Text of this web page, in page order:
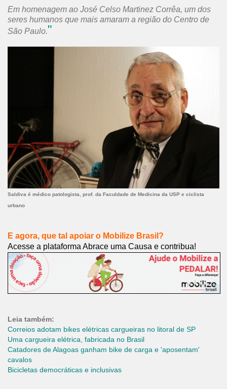
Em homenagem ao José Celso Martinez Corrêa, um dos
seres humanos que mais amaram a região do Centro de
São Paulo."
Saldiva é médico patologista, prof. da Faculdade de Medicina da USP e ciclista
urbano
E agora, que tal apoiar o Mobilize Brasil?
Acesse a plataforma Abrace uma Causa e contribua!
Leia também:
Correios adotam bikes elétricas cargueiras no litoral de SP
Uma cargueira elétrica, fabricada no Brasil
Catadores de Alagoas ganham bike de carga e 'aposentam'
cavalos
Bicicletas democráticas e inclusivas